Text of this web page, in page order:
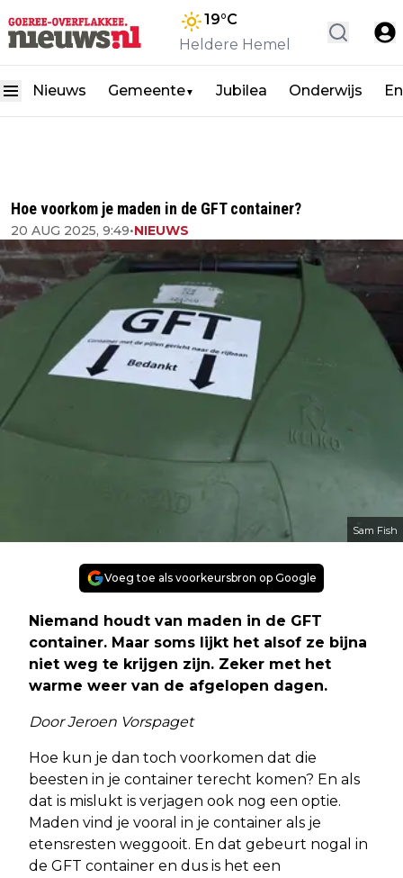
19°C
Heldere Hemel
Nieuws Gemeente▼ Jubilea Onderwijs
Hoe voorkom je maden in de GFT container?
20 AUG 2025, 9:49•NIEUWS
Sam Fish
Voeg toe als voorkeursbron op Google
Niemand houdt van maden in de GFT
container. Maar soms lijkt het alsof ze bijna
niet weg te krijgen zijn. Zeker met het
warme weer van de afgelopen dagen.
Door Jeroen Vorspaget
Hoe kun je dan toch voorkomen dat die
beesten in je container terecht komen? En als
dat is mislukt is verjagen ook nog een optie.
Maden vind je vooral in je container als je
etensresten weggooit. En dat gebeurt nogal in
de GFT container en dus is het een